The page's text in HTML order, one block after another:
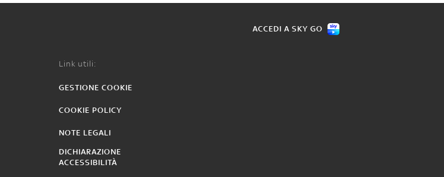
ACCEDI A SKY GO
Link utili:
GESTIONE COOKIE
COOKIE POLICY
NOTE LEGALI
DICHIARAZIONE
ACCESSIBILITÀ